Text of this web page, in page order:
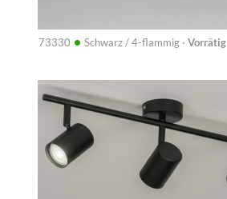
73330 • Schwarz / 4-flammig · Vorrätig
Info